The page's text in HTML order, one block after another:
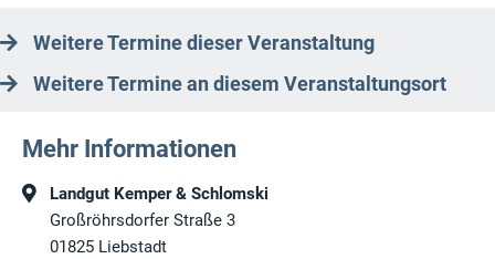
Weitere Termine dieser Veranstaltung
Weitere Termine an diesem Veranstaltungsort
Mehr Informationen
Landgut Kemper & Schlomski
Großröhrsdorfer Straße 3
01825 Liebstadt